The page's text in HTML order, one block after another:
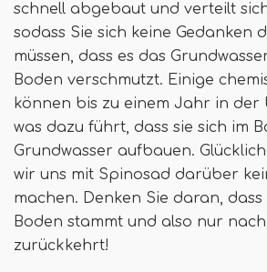
schnell abgebaut und verteilt
sodass Sie sich keine Gedanken
müssen, dass es das
Boden verschmutzt. Einige
können bis zu einem Jahr in der
was dazu führt, dass sie sich im
Grundwasser aufbauen.
wir uns mit Spinosad darüber
machen. Denken Sie daran, dass
Boden stammt und also nur
zurückkehrt!